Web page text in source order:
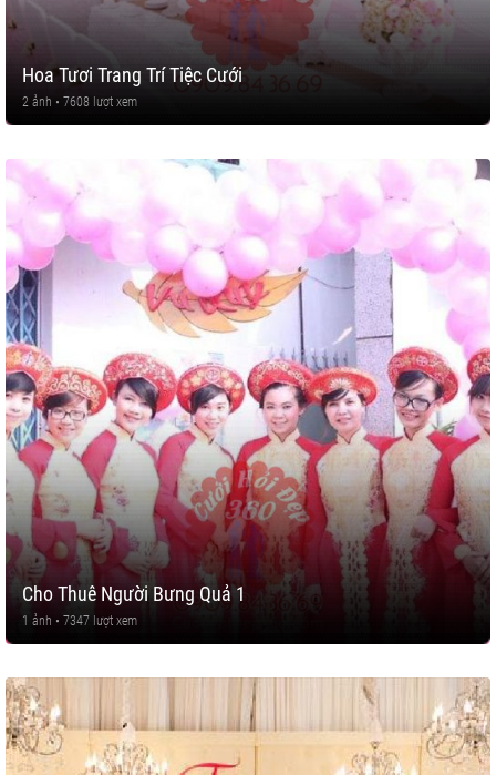
Hoa Tươi Trang Trí Tiệc Cưới
2 ảnh • 7608 lượt xem
Cho Thuê Người Bưng Quả 1
1 ảnh • 7347 lượt xem